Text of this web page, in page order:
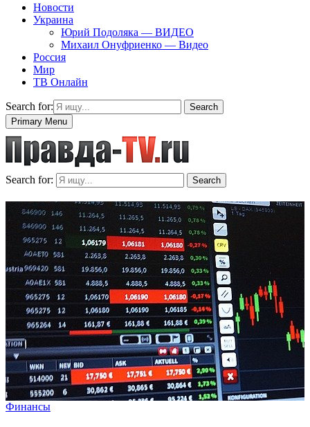
Новости
Украина
Юрий Подоляка — ВИДЕО
Михаил Онуфриенко — Видео
Россия
Мир
ТВ Онлайн
Search for:
Search
Primary Menu
Search for: Search
Финансы